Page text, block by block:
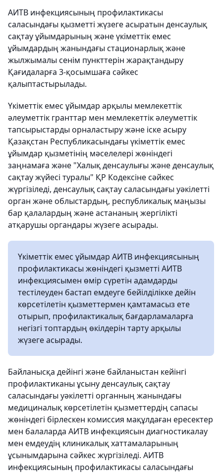
АИТВ инфекциясының профилактикасы
саласындағы қызметті жүзеге асыратын денсаулық
сақтау ұйымдарының және үкіметтік емес
ұйымдардың жанындағы стационарлық және
жылжымалы сенім пункттерін жарақтандыру
Қағидаларға 3-қосымшаға сәйкес
қалыптастырылады.
Үкіметтік емес ұйымдар арқылы мемлекеттік
әлеуметтік гранттар мен мемлекеттік әлеуметтік
тапсырыстарды орналастыру және іске асыру
Қазақстан Республикасындағы үкіметтік емес
ұйымдар қызметінің мәселелері жөніндегі
заңнамаға және "Халық денсаулығы және денсаулық
сақтау жүйесі туралы" ҚР Кодексіне сәйкес
жүргізіледі, денсаулық сақтау саласындағы уәкілетті
орган және облыстардың, республикалық маңызы
бар қалалардың және астананың жергілікті
атқарушы органдары жүзеге асырады.
Үкіметтік емес ұйымдар АИТВ инфекциясының
профилактикасы жөніндегі қызметті АИТВ
инфекциясымен өмір сүретін адамдарды
тестілеуден бастап емдеуге бейілділікке дейін
көрсетілетін қызметтермен қамтамасыз ете
отырып, профилактикалық бағдарламаларға
негізгі топтардың өкілдерін тарту арқылы
жүзеге асырады.
Байланысқа дейінгі және байланыстан кейінгі
профилактиканы ұсыну денсаулық сақтау
саласындағы уәкілетті органның жанындағы
медициналық көрсетілетін қызметтердің сапасы
жөніндегі бірлескен комиссия мақұлдаған ересектер
мен балаларда АИТВ инфекциясын диагностикалау
мен емдеудің клиникалық хаттамаларының
ұсынымдарына сәйкес жүргізіледі. АИТВ
инфекциясының профилактикасы саласындағы